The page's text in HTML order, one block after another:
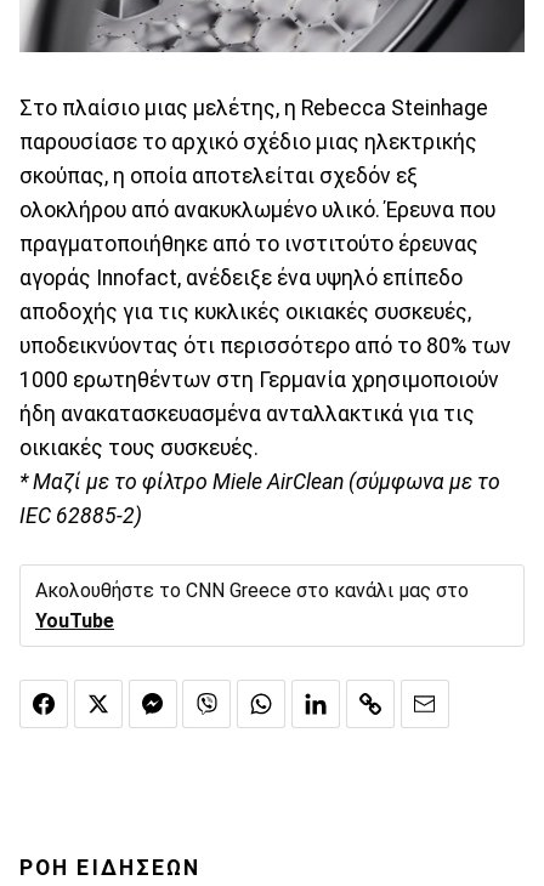
Στο πλαίσιο μιας μελέτης, η Rebecca Steinhage
παρουσίασε το αρχικό σχέδιο μιας ηλεκτρικής
σκούπας, η οποία αποτελείται σχεδόν εξ
ολοκλήρου από ανακυκλωμένο υλικό. Έρευνα που
πραγματοποιήθηκε από το ινστιτούτο έρευνας
αγοράς Innofact, ανέδειξε ένα υψηλό επίπεδο
αποδοχής για τις κυκλικές οικιακές συσκευές,
υποδεικνύοντας ότι περισσότερο από το 80% των
1000 ερωτηθέντων στη Γερμανία χρησιμοποιούν
ήδη ανακατασκευασμένα ανταλλακτικά για τις
οικιακές τους συσκευές.
* Μαζί με το φίλτρο Miele AirClean (σύμφωνα με το
IEC 62885-2)
Ακολουθήστε το CNN Greece στο κανάλι μας στο
YouTube
ΡΟΗ ΕΙΔΗΣΕΩΝ